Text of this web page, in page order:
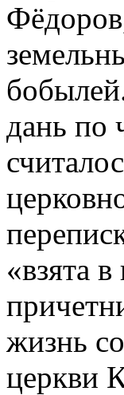
дань по
«взята
жизнь
церкви